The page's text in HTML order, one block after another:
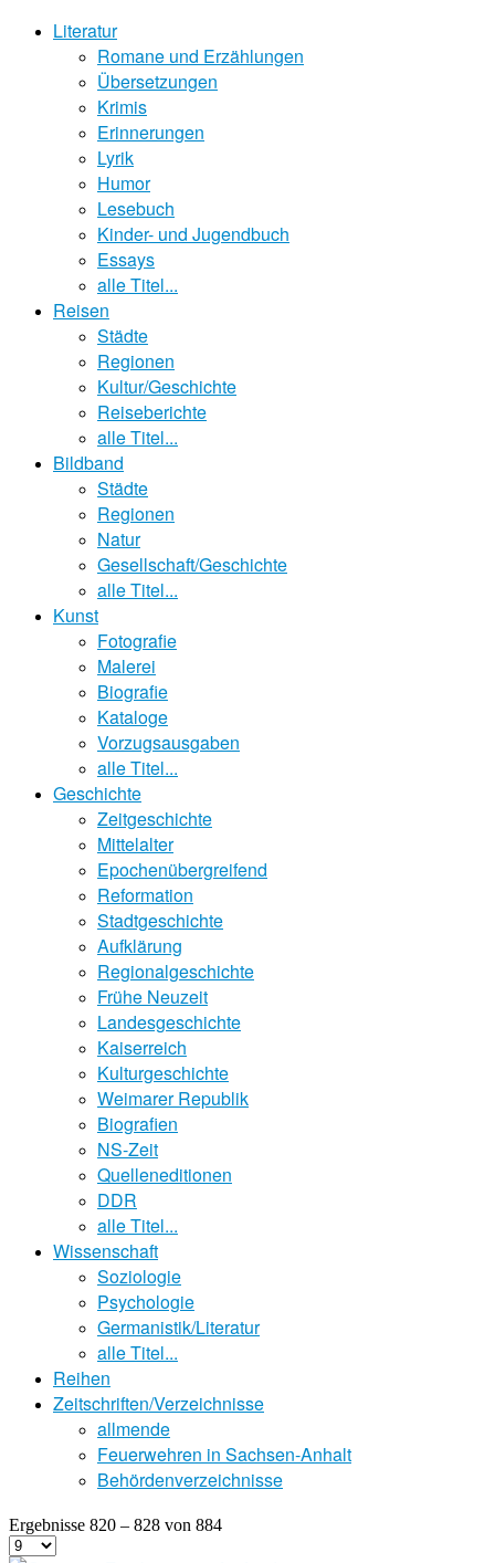
Literatur
Romane und Erzählungen
Übersetzungen
Krimis
Erinnerungen
Lyrik
Humor
Lesebuch
Kinder- und Jugendbuch
Essays
alle Titel...
Reisen
Städte
Regionen
Kultur/Geschichte
Reiseberichte
alle Titel...
Bildband
Städte
Regionen
Natur
Gesellschaft/Geschichte
alle Titel...
Kunst
Fotografie
Malerei
Biografie
Kataloge
Vorzugsausgaben
alle Titel...
Geschichte
Zeitgeschichte
Mittelalter
Epochenübergreifend
Reformation
Stadtgeschichte
Aufklärung
Regionalgeschichte
Frühe Neuzeit
Landesgeschichte
Kaiserreich
Kulturgeschichte
Weimarer Republik
Biografien
NS-Zeit
Quelleneditionen
DDR
alle Titel...
Wissenschaft
Soziologie
Psychologie
Germanistik/Literatur
alle Titel...
Reihen
Zeitschriften/Verzeichnisse
allmende
Feuerwehren in Sachsen-Anhalt
Behördenverzeichnisse
Ergebnisse 820 – 828 von 884